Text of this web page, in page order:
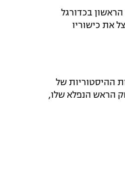
בכדורגל
את כישוריו
ההיסטוריות של
ומשחק הראש הנפלא שלו,